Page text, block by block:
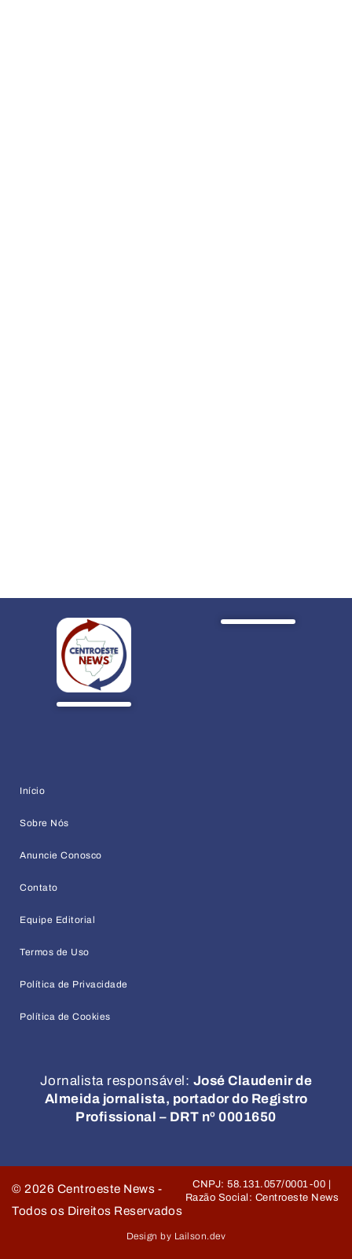
Início
Sobre Nós
Anuncie Conosco
Contato
Equipe Editorial
Termos de Uso
Política de Privacidade
Política de Cookies
Jornalista responsável: José Claudenir de
Almeida jornalista, portador do Registro
Profissional – DRT nº 0001650
© 2026 Centroeste News -
Todos os Direitos Reservados
CNPJ: 58.131.057/0001-00 |
Razão Social: Centroeste News
Design by Lailson.dev